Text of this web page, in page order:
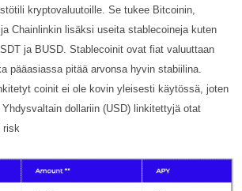
kryptovaluutoille. Se tukee Bitcoinin,
Chainlinkin lisäksi useita stablecoineja kuten
ja BUSD. Stablecoinit ovat fiat valuuttaan
pääasiassa pitää arvonsa hyvin stabiilina.
coinit ei ole kovin yleisesti käytössä, joten
dollariin (USD) linkitettyjä otat
risk